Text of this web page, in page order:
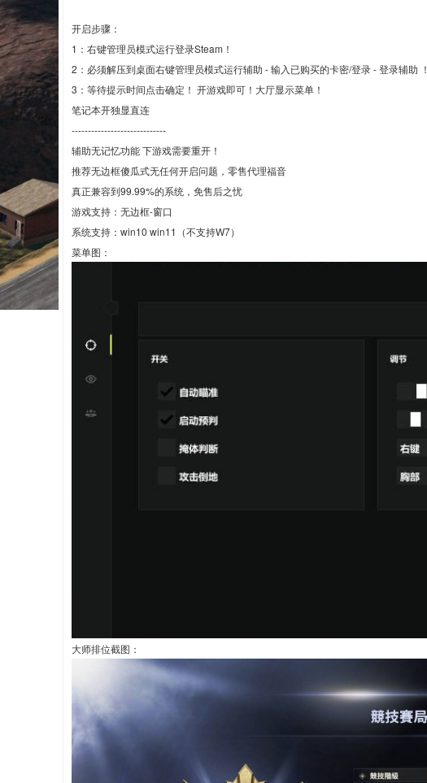
开启步骤：
1：右键管理员模式运行登录Steam！
2：必须解压到桌面右键管理员模式运行辅助 - 输入已购买的卡密/登录 - 登录辅助 ！
3：等待提示时间点击确定！ 开游戏即可！大厅显示菜单！
笔记本开独显直连
-----------------------------
辅助无记忆功能 下游戏需要重开！
推荐无边框傻瓜式无任何开启问题，零售代理福音
真正兼容到99.99%的系统，免售后之忧
游戏支持：无边框-窗口
系统支持：win10 win11（不支持W7）
菜单图：
大师排位截图：